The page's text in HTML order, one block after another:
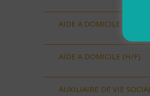
AIDE A DOMICILE (H/F)
AIDE A DOMICILE (H/F)
AUXILIAIRE DE VIE